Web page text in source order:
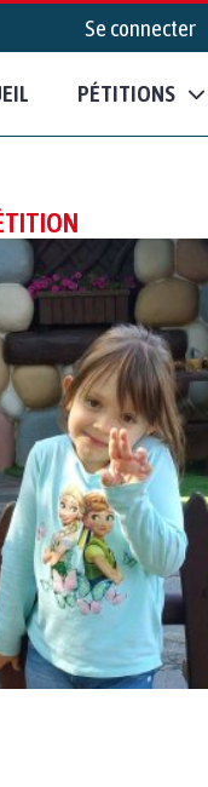
Se connecter
PÉTITIONS